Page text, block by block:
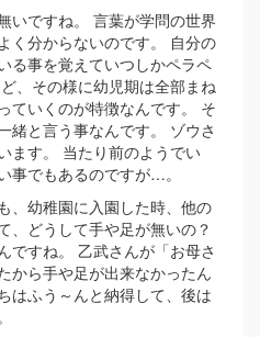
いですね。 言葉が学問の世界
く分からないのです。 自分の
る事を覚えていつしかペラペ
、その様に幼児期は全部まね
ていくのが特徴なんです。 そ
緒と言う事なんです。 ゾウさ
ます。 当たり前のようでい
事でもあるのですが…。
、幼稚園に入園した時、他の
、どうして手や足が無いの？
ですね。 乙武さんが「お母さ
から手や足が出来なかったん
はふう～んと納得して、後は